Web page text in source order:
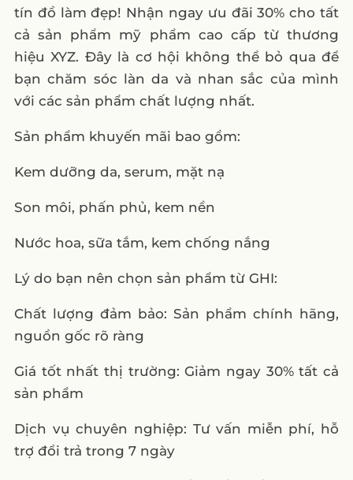
tín đồ làm đẹp! Nhận ngay ưu đãi 30% cho tất
cả sản phẩm mỹ phẩm cao cấp từ thương
hiệu XYZ. Đây là cơ hội không thể bỏ qua để
bạn chăm sóc làn da và nhan sắc của mình
với các sản phẩm chất lượng nhất.
Sản phẩm khuyến mãi bao gồm:
Kem dưỡng da, serum, mặt nạ
Son môi, phấn phủ, kem nền
Nước hoa, sữa tắm, kem chống nắng
Lý do bạn nên chọn sản phẩm từ GHI:
Chất lượng đảm bảo: Sản phẩm chính hãng,
nguồn gốc rõ ràng
Giá tốt nhất thị trường: Giảm ngay 30% tất cả
sản phẩm
Dịch vụ chuyên nghiệp: Tư vấn miễn phí, hỗ
trợ đổi trả trong 7 ngày